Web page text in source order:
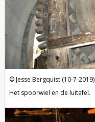
Jesse Bergquist (10-7-2019)
Het spoorwiel en de luitafel.